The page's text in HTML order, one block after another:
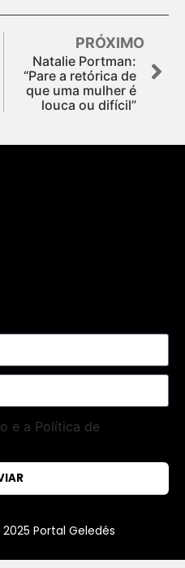
PRÓXIMO
Natalie Portman:
“Pare a retórica de
que uma mulher é
louca ou difícil”
e a Política de
Portal Geledés